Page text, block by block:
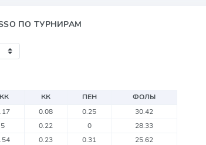
ПО ТУРНИРАМ
КК ПЕН
ФОЛЫ
0.08 0.25
30.42
5 0.22 0
28.33
0.23 0.31
25.62